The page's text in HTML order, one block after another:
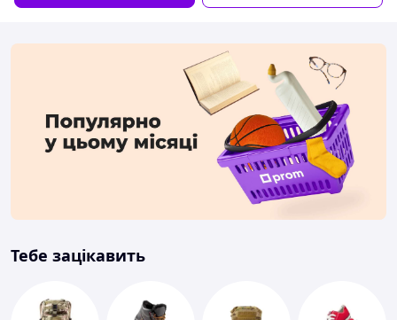
Тебе зацікавить